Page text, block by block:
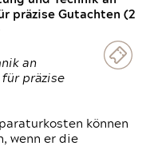
präzise Gutachten (2
an
präzise
können
wenn er die